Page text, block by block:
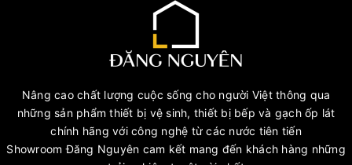
Nâng cao chất lượng cuộc sống cho người Việt thông qua
những sản phẩm thiết bị vệ sinh, thiết bị bếp và gạch ốp lát
chính hãng với công nghệ từ các nước tiên tiến
Showroom Đăng Nguyên cam kết mang đến khách hàng những